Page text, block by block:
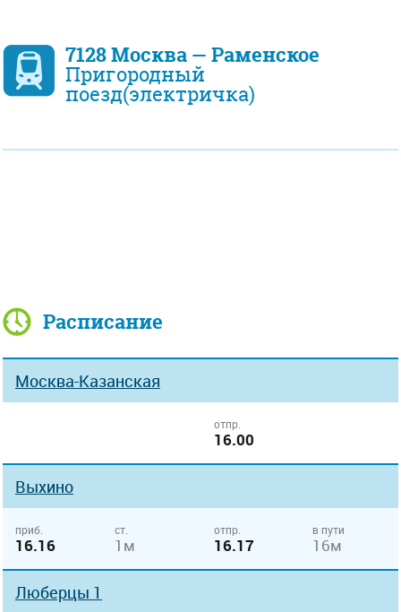
7128 Москва — Раменское
Пригородный
поезд(электричка)
Расписание
Москва-Казанская
отпр.
16.00
Выхино
приб.
16.16
ст.
1м
отпр.
16.17
в пути
16м
Люберцы 1